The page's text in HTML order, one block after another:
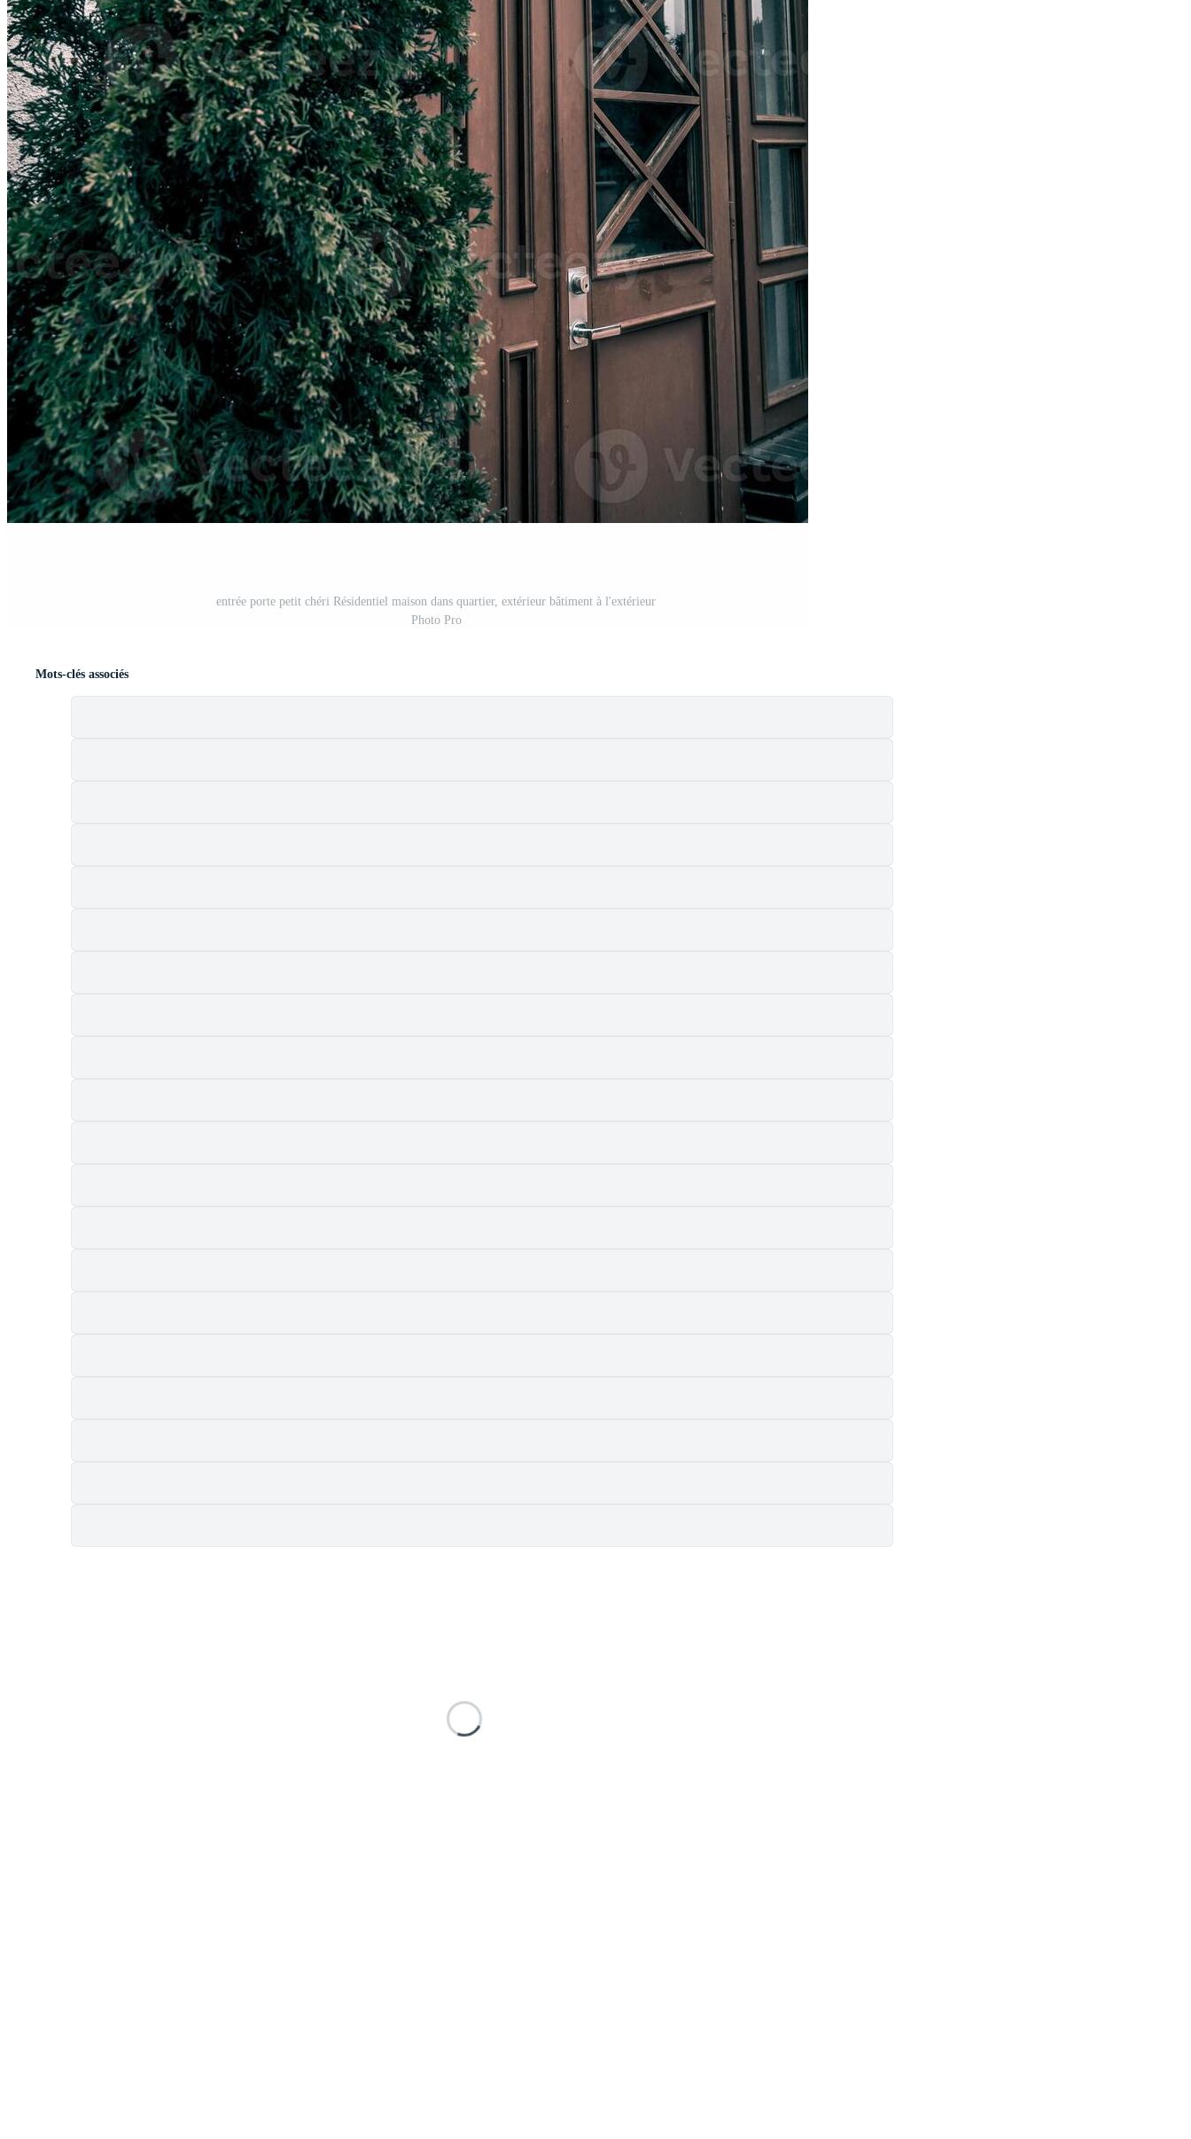
entrée porte petit chéri Résidentiel maison dans quartier, extérieur bâtiment à l'extérieur
Photo Pro
Mots-clés associés